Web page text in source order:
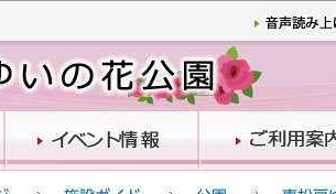
このページの本